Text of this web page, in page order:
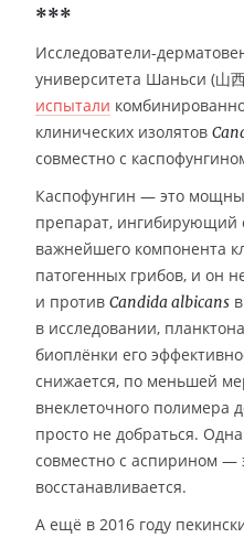
***
Исследователи-
университета Шаньси (山
испытали
клинических изолятов
совместно с
Каспофунгин — это
препарат, ингибирующий
важнейшего компонента
патогенных грибов, и он
и против Candida albicans
в исследовании,
биоплёнки его
снижается, по меньшей
внеклеточного полимера
просто не добраться.
совместно с аспирином —
восстанавливается.
А ещё в 2016 году